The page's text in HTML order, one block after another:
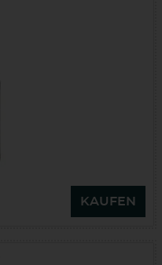
KAUFEN